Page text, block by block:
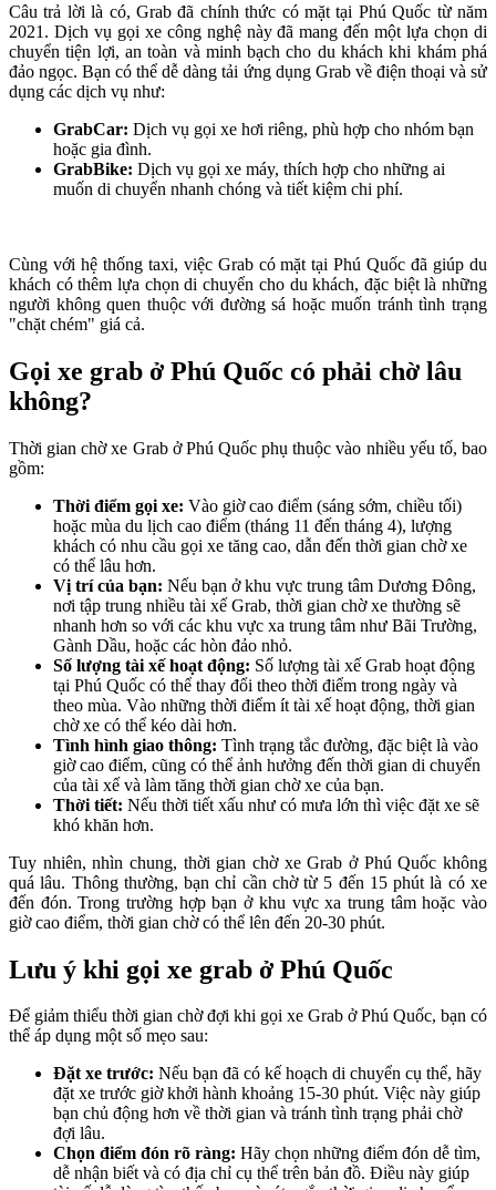
Câu trả lời là có, Grab đã chính thức có mặt tại Phú Quốc từ năm
2021. Dịch vụ gọi xe công nghệ này đã mang đến một lựa chọn di
chuyển tiện lợi, an toàn và minh bạch cho du khách khi khám phá
đảo ngọc. Bạn có thể dễ dàng tải ứng dụng Grab về điện thoại và sử
dụng các dịch vụ như:
GrabCar: Dịch vụ gọi xe hơi riêng, phù hợp cho nhóm bạn
hoặc gia đình.
GrabBike: Dịch vụ gọi xe máy, thích hợp cho những ai
muốn di chuyển nhanh chóng và tiết kiệm chi phí.
Cùng với hệ thống taxi, việc Grab có mặt tại Phú Quốc đã giúp du
khách có thêm lựa chọn di chuyển cho du khách, đặc biệt là những
người không quen thuộc với đường sá hoặc muốn tránh tình trạng
"chặt chém" giá cả.
Gọi xe grab ở Phú Quốc có phải chờ lâu
không?
Thời gian chờ xe Grab ở Phú Quốc phụ thuộc vào nhiều yếu tố, bao
gồm:
Thời điểm gọi xe: Vào giờ cao điểm (sáng sớm, chiều tối)
hoặc mùa du lịch cao điểm (tháng 11 đến tháng 4), lượng
khách có nhu cầu gọi xe tăng cao, dẫn đến thời gian chờ xe
có thể lâu hơn.
Vị trí của bạn: Nếu bạn ở khu vực trung tâm Dương Đông,
nơi tập trung nhiều tài xế Grab, thời gian chờ xe thường sẽ
nhanh hơn so với các khu vực xa trung tâm như Bãi Trường,
Gành Dầu, hoặc các hòn đảo nhỏ.
Số lượng tài xế hoạt động: Số lượng tài xế Grab hoạt động
tại Phú Quốc có thể thay đổi theo thời điểm trong ngày và
theo mùa. Vào những thời điểm ít tài xế hoạt động, thời gian
chờ xe có thể kéo dài hơn.
Tình hình giao thông: Tình trạng tắc đường, đặc biệt là vào
giờ cao điểm, cũng có thể ảnh hưởng đến thời gian di chuyển
của tài xế và làm tăng thời gian chờ xe của bạn.
Thời tiết: Nếu thời tiết xấu như có mưa lớn thì việc đặt xe sẽ
khó khăn hơn.
Tuy nhiên, nhìn chung, thời gian chờ xe Grab ở Phú Quốc không
quá lâu. Thông thường, bạn chỉ cần chờ từ 5 đến 15 phút là có xe
đến đón. Trong trường hợp bạn ở khu vực xa trung tâm hoặc vào
giờ cao điểm, thời gian chờ có thể lên đến 20-30 phút.
Lưu ý khi gọi xe grab ở Phú Quốc
Để giảm thiểu thời gian chờ đợi khi gọi xe Grab ở Phú Quốc, bạn có
thể áp dụng một số mẹo sau:
Đặt xe trước: Nếu bạn đã có kế hoạch di chuyển cụ thể, hãy
đặt xe trước giờ khởi hành khoảng 15-30 phút. Việc này giúp
bạn chủ động hơn về thời gian và tránh tình trạng phải chờ
đợi lâu.
Chọn điểm đón rõ ràng: Hãy chọn những điểm đón dễ tìm,
dễ nhận biết và có địa chỉ cụ thể trên bản đồ. Điều này giúp